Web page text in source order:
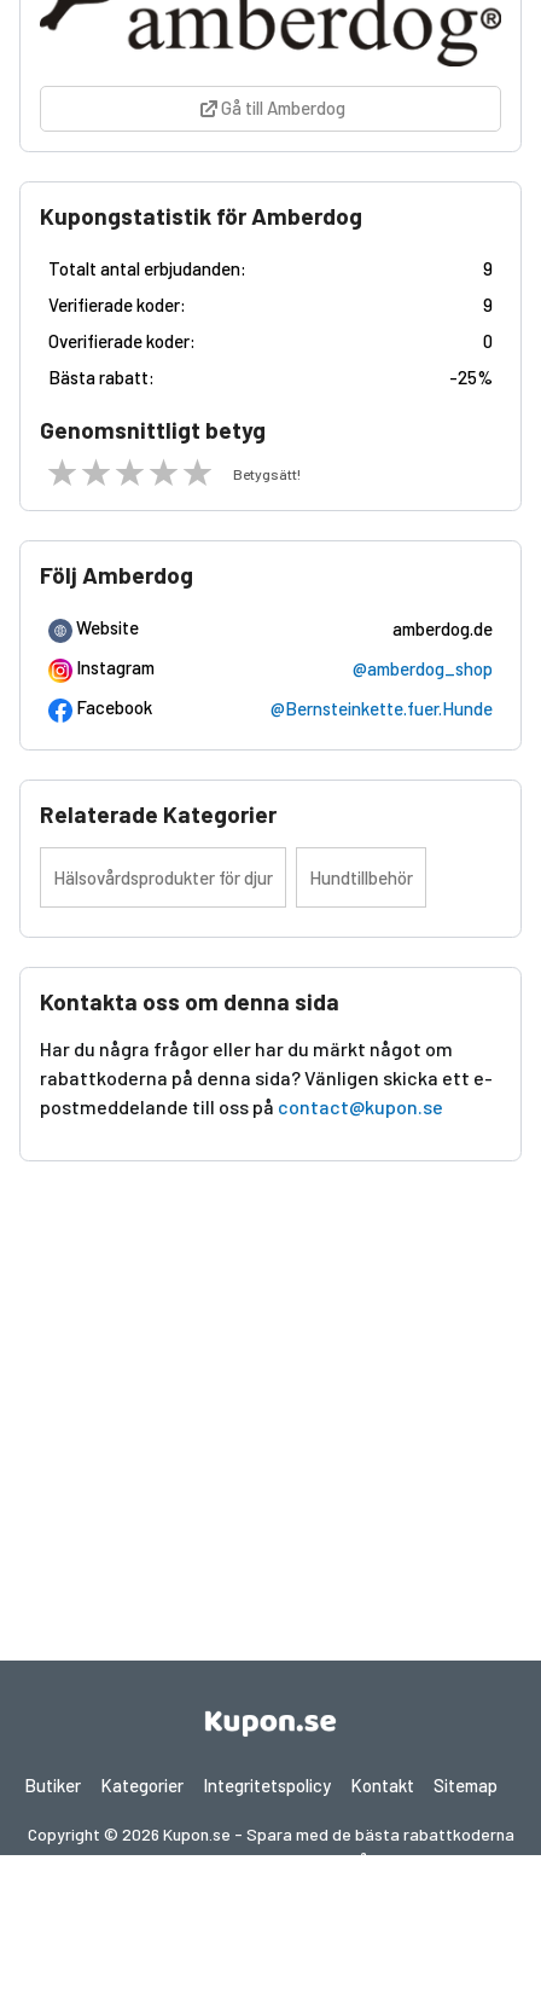
Gå till Amberdog
Kupongstatistik för Amberdog
Totalt antal erbjudanden:
9
Verifierade koder:
9
Overifierade koder:
0
Bästa rabatt:
-25%
Genomsnittligt betyg
Betygsätt!
Följ Amberdog
Website
amberdog.de
Instagram
@amberdog_shop
Facebook
@Bernsteinkette.fuer.Hunde
Relaterade Kategorier
Hälsovårdsprodukter för djur Hundtillbehör
Kontakta oss om denna sida
Har du några frågor eller har du märkt något om
rabattkoderna på denna sida? Vänligen skicka ett e-
postmeddelande till oss på contact@kupon.se
Butiker Kategorier Integritetspolicy Kontakt Sitemap
Copyright © 2026 Kupon.se - Spara med de bästa rabattkoderna
2026. Alla rättigheter förbehållna.